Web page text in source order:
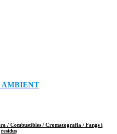
AMBIENT
/ Combustibles / Cromatografia / Fangs i
residus